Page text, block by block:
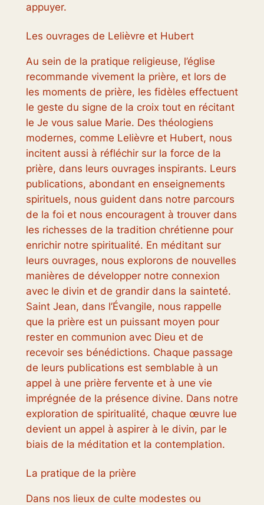
appuyer.
Les ouvrages de Lelièvre et Hubert
Au sein de la pratique religieuse, l’église
recommande vivement la prière, et lors de
les moments de prière, les fidèles effectuent
le geste du signe de la croix tout en récitant
le Je vous salue Marie. Des théologiens
modernes, comme Lelièvre et Hubert, nous
incitent aussi à réfléchir sur la force de la
prière, dans leurs ouvrages inspirants. Leurs
publications, abondant en enseignements
spirituels, nous guident dans notre parcours
de la foi et nous encouragent à trouver dans
les richesses de la tradition chrétienne pour
enrichir notre spiritualité. En méditant sur
leurs ouvrages, nous explorons de nouvelles
manières de développer notre connexion
avec le divin et de grandir dans la sainteté.
Saint Jean, dans l’Évangile, nous rappelle
que la prière est un puissant moyen pour
rester en communion avec Dieu et de
recevoir ses bénédictions. Chaque passage
de leurs publications est semblable à un
appel à une prière fervente et à une vie
imprégnée de la présence divine. Dans notre
exploration de spiritualité, chaque œuvre lue
devient un appel à aspirer à le divin, par le
biais de la méditation et la contemplation.
La pratique de la prière
Dans nos lieux de culte modestes ou